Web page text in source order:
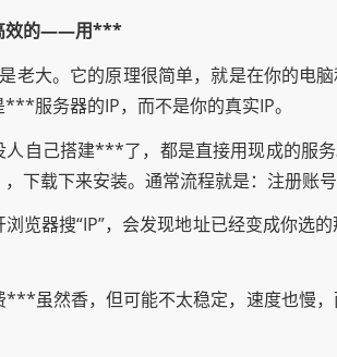
效的——用***
老大。它的原理很简单，就是在你的电
服务器的IP，而不是你的真实IP。
人自己搭建***了，都是直接用现成的服
，下载下来安装。通常流程就是：注册
览器搜“IP”，会发现地址已经变成你选
***虽然香，但可能不太稳定，速度也慢